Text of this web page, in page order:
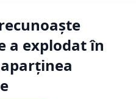
a explodat în